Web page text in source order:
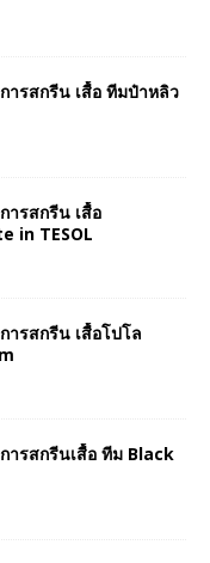
ารสกรีน เสื้อ ทีมป๋าหลิว
ารสกรีน เสื้อ
in TESOL
ารสกรีน เสื้อโปโล
ารสกรีนเสื้อ ทีม Black